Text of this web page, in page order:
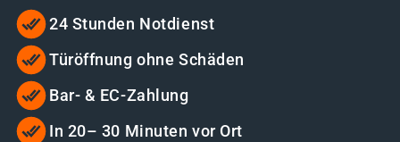
24 Stunden Notdienst
Türöffnung ohne Schäden
Bar- & EC-Zahlung
In 20– 30 Minuten vor Ort